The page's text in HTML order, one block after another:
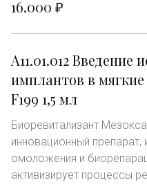
16.000 ₽
А11.01.012 Введение
имплантов в
F199 1,5 мл
Биоревитализант
инновационный
омоложения и
активизирует процессы